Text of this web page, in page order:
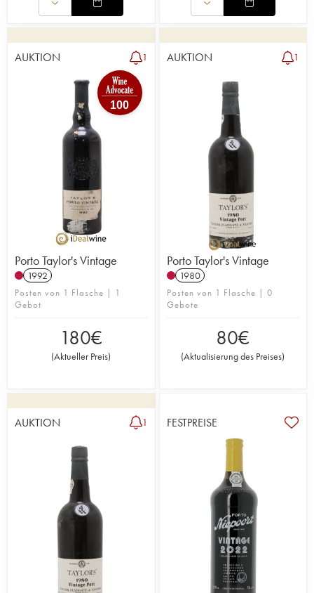
AUKTION 1
100
Porto Taylor's Vintage
1992
Posten von 1 Flasche | 1
Gebot
180€
(Aktueller Preis)
AUKTION 1
Porto Taylor's Vintage
1980
Posten von 1 Flasche | 0
Gebote
80€
(Aktualisierung des Preises)
AUKTION 1 FESTPREISE